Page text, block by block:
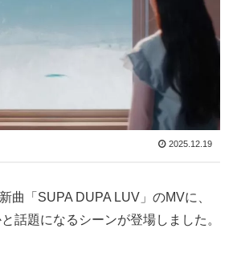
2025.12.19
曲「SUPA DUPA LUV」のMVに、
話題になるシーンが登場しました。